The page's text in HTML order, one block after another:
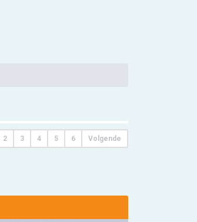
2 3 4 5 6 Volgende